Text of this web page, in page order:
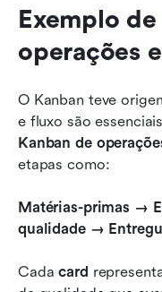
Exemplo
operações
O Kanban teve
e fluxo são
Kanban de
etapas como:
Matérias-primas →
qualidade →
Cada card